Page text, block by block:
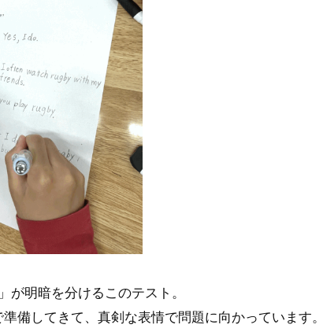
が明暗を分けるこのテスト。
備してきて、真剣な表情で問題に向かっています。